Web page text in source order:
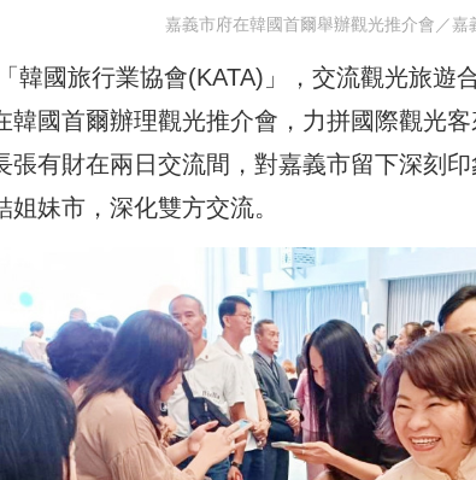
嘉義市府在韓國首爾舉辦觀光推介會／嘉
韓國旅行業協會(KATA)」，交流觀光旅遊
韓國首爾辦理觀光推介會，力拼國際觀光
張有財在兩日交流間，對嘉義市留下深刻
妹市，深化雙方交流。